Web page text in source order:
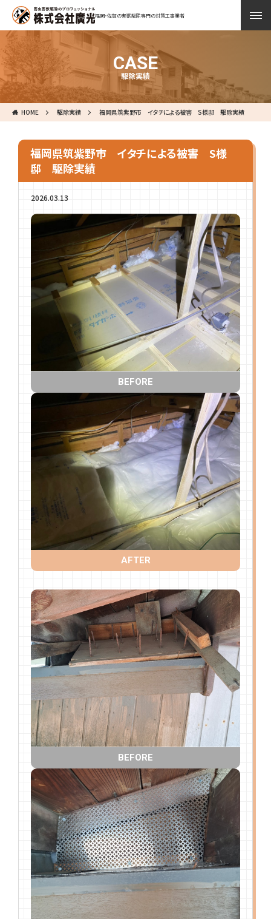
福岡・佐賀の害獣駆除専門の対策工事業者
CASE
駆除実績
HOME 駆除実績 福岡県筑紫野市 イタチによる被害 S様邸 駆除実績
福岡県筑紫野市 イタチによる被害 S様
邸 駆除実績
2026.03.13
BEFORE
AFTER
BEFORE